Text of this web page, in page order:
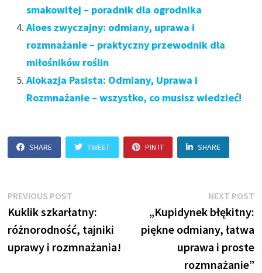
smakowitej – poradnik dla ogrodnika
Aloes zwyczajny: odmiany, uprawa i
rozmnażanie – praktyczny przewodnik dla
miłośników roślin
Alokazja Pasista: Odmiany, Uprawa i
Rozmnażanie – wszystko, co musisz wiedzieć!
SHARE TWEET PIN IT SHARE
Nawigacja
wpisu
PREVIOUS POST
post:
Kuklik szkarłatny:
różnorodność, tajniki
uprawy i rozmnażania!
NEXT POST
„Kupidynek błękitny:
piękne odmiany, łatwa
uprawa i proste
rozmnażanie”